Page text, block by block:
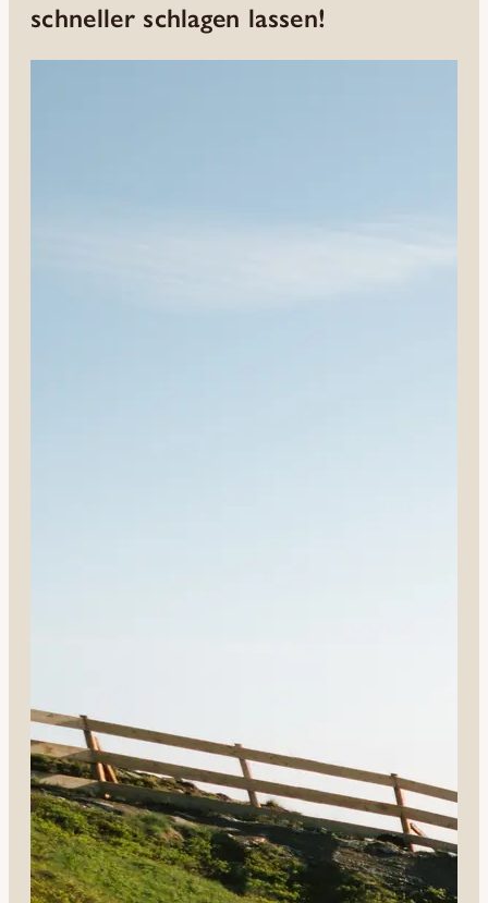
schneller schlagen lassen!